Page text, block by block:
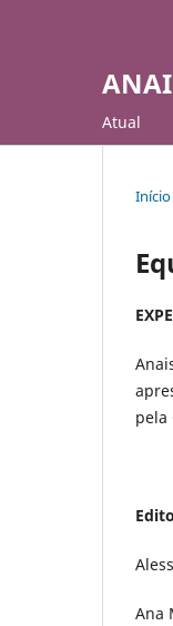
Atual
Início
pela
Ana